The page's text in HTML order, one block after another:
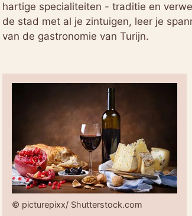
hartige specialiteiten - traditie en
de stad met al je zintuigen, leer je
van de gastronomie van Turijn.
© picturepixx/ Shutterstock.com